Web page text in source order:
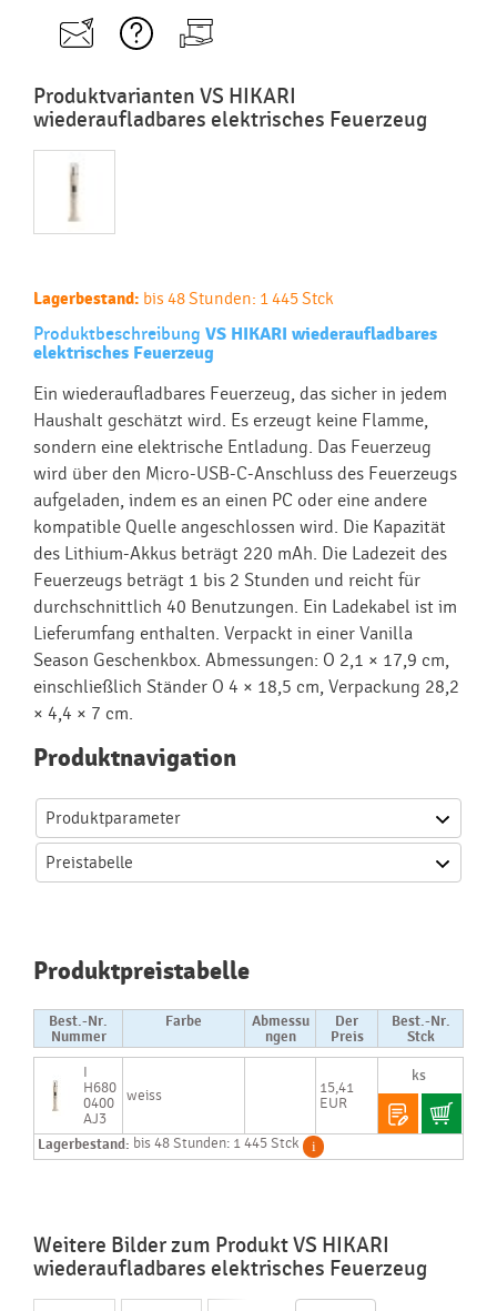
Produktvarianten VS HIKARI
wiederaufladbares elektrisches Feuerzeug
Lagerbestand: bis 48 Stunden: 1 445 Stck
Produktbeschreibung VS HIKARI wiederaufladbares
elektrisches Feuerzeug
Ein wiederaufladbares Feuerzeug, das sicher in jedem
Haushalt geschätzt wird. Es erzeugt keine Flamme,
sondern eine elektrische Entladung. Das Feuerzeug
wird über den Micro-USB-C-Anschluss des Feuerzeugs
aufgeladen, indem es an einen PC oder eine andere
kompatible Quelle angeschlossen wird. Die Kapazität
des Lithium-Akkus beträgt 220 mAh. Die Ladezeit des
Feuerzeugs beträgt 1 bis 2 Stunden und reicht für
durchschnittlich 40 Benutzungen. Ein Ladekabel ist im
Lieferumfang enthalten. Verpackt in einer Vanilla
Season Geschenkbox. Abmessungen: O 2,1 × 17,9 cm,
einschließlich Ständer O 4 × 18,5 cm, Verpackung 28,2
× 4,4 × 7 cm.
Produktnavigation
Produktparameter
Preistabelle
Produktpreistabelle
Best.-Nr.
Nummer
Farbe
Abmessu
ngen
Der
Preis
Best.-Nr.
Stck
I
H680
0400
AJ3
weiss
15,41
EUR
Lagerbestand: bis 48 Stunden: 1 445 Stck
Weitere Bilder zum Produkt VS HIKARI
wiederaufladbares elektrisches Feuerzeug